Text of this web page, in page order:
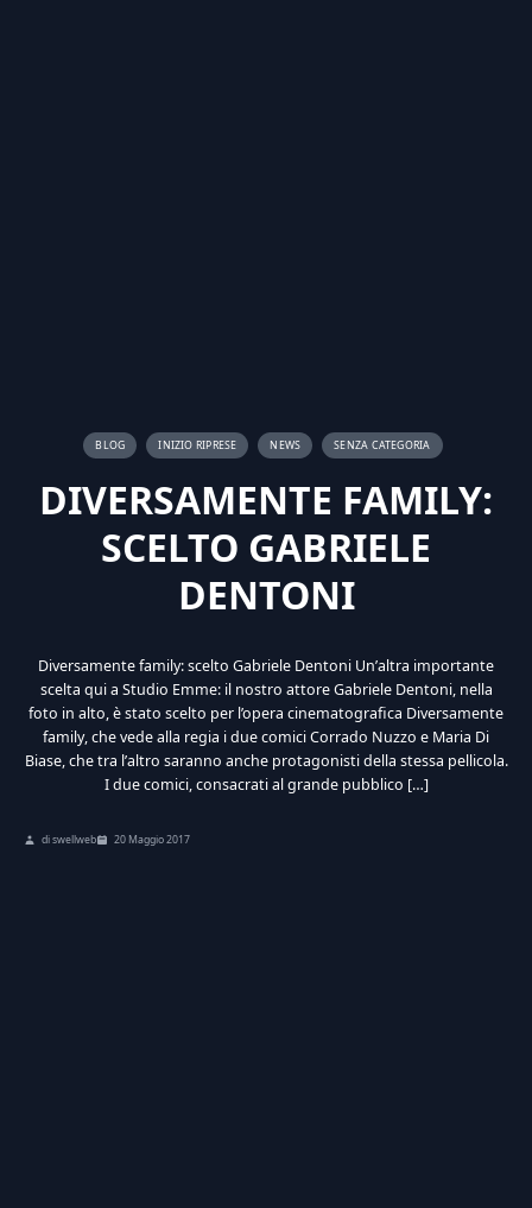
BLOG INIZIO RIPRESE NEWS SENZA CATEGORIA
DIVERSAMENTE FAMILY:
SCELTO GABRIELE
DENTONI
Diversamente family: scelto Gabriele Dentoni Un’altra importante
scelta qui a Studio Emme: il nostro attore Gabriele Dentoni, nella
foto in alto, è stato scelto per l’opera cinematografica Diversamente
family, che vede alla regia i due comici Corrado Nuzzo e Maria Di
Biase, che tra l’altro saranno anche protagonisti della stessa pellicola.
I due comici, consacrati al grande pubblico […]
di swellweb 20 Maggio 2017